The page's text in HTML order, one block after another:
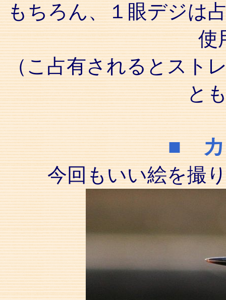
もちろん、１眼デジは
使
（こ占有されるとスト
と
■ カ
今回もいい絵を撮